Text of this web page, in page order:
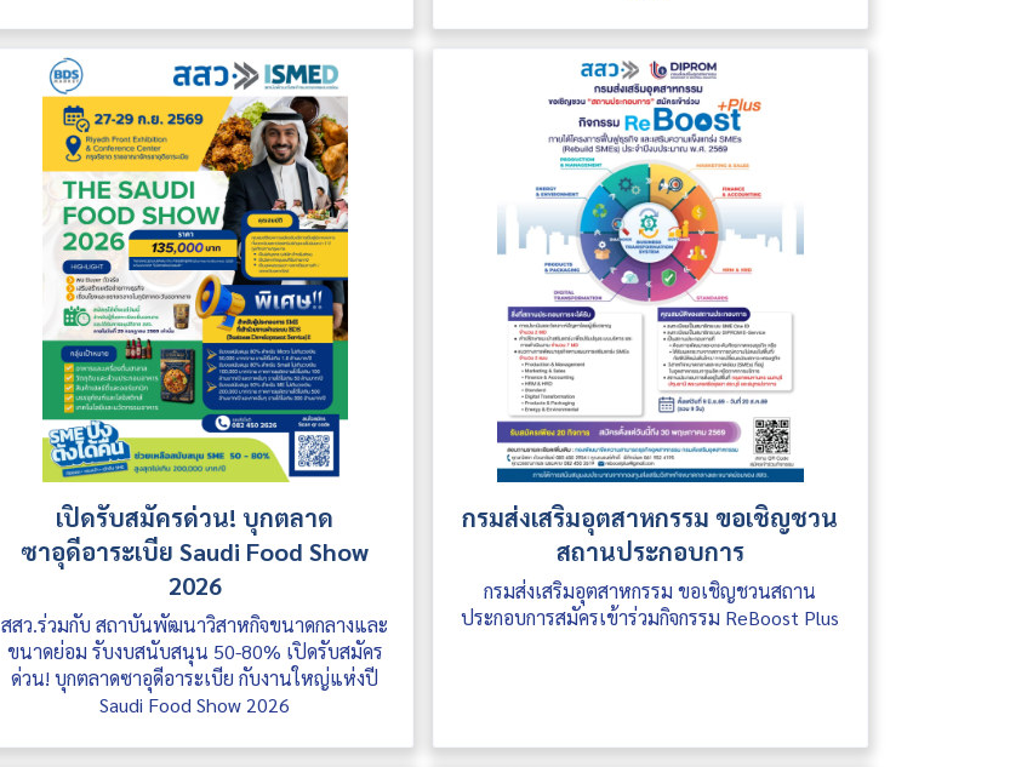
เปิดรับสมัครด่วน! บุกตลาด
ซาอุดีอาระเบีย Saudi Food Show
2026
สสว.ร่วมกับ สถาบันพัฒนาวิสาหกิจขนาดกลางและ
ขนาดย่อม รับงบสนับสนุน 50-80% เปิดรับสมัคร
ด่วน! บุกตลาดซาอุดีอาระเบีย กับงานใหญ่แห่งปี
Saudi Food Show 2026
กรมส่งเสริมอุตสาหกรรม ขอเชิญชวน
สถานประกอบการ
กรมส่งเสริมอุตสาหกรรม ขอเชิญชวนสถาน
ประกอบการสมัครเข้าร่วมกิจกรรม ReBoost Plus